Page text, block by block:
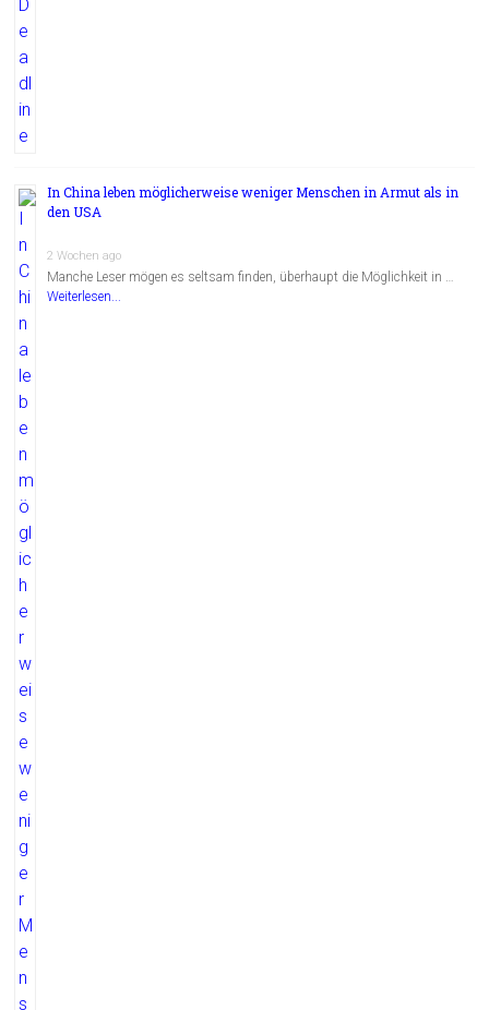
In China leben möglicherweise weniger Menschen in Armut als in
den USA
2 Wochen ago
Manche Leser mögen es seltsam finden, überhaupt die Möglichkeit in …
Weiterlesen...